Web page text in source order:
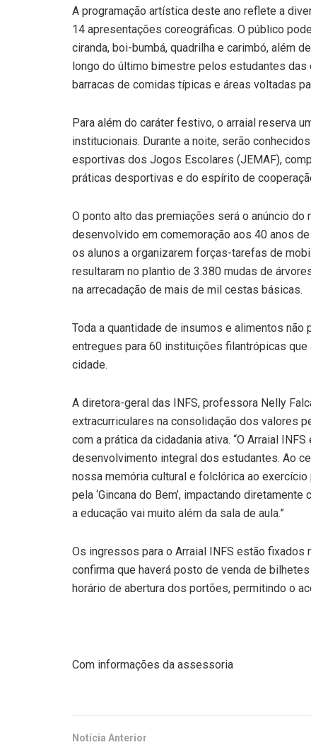
A programação artística deste ano reflete a
14 apresentações coreográficas. O público
ciranda, boi-bumbá, quadrilha e carimbó, além
longo do último bimestre pelos estudantes das
barracas de comidas típicas e áreas voltadas
Para além do caráter festivo, o arraial reserva
institucionais. Durante a noite, serão
esportivas dos Jogos Escolares (JEMAF),
práticas desportivas e do espírito de
O ponto alto das premiações será o anúncio do
desenvolvido em comemoração aos 40 anos
os alunos a organizarem forças-tarefas de
resultaram no plantio de 3.380 mudas de
na arrecadação de mais de mil cestas básicas.
Toda a quantidade de insumos e alimentos
entregues para 60 instituições filantrópicas
cidade.
A diretora-geral das INFS, professora Nelly
extracurriculares na consolidação dos valores
com a prática da cidadania ativa. “O Arraial
desenvolvimento integral dos estudantes. Ao
nossa memória cultural e folclórica ao
pela ‘Gincana do Bem’, impactando
a educação vai muito além da sala de aula.”
Os ingressos para o Arraial INFS estão fixados
confirma que haverá posto de venda de
horário de abertura dos portões, permitindo o
Com informações da assessoria
Notícia Anterior